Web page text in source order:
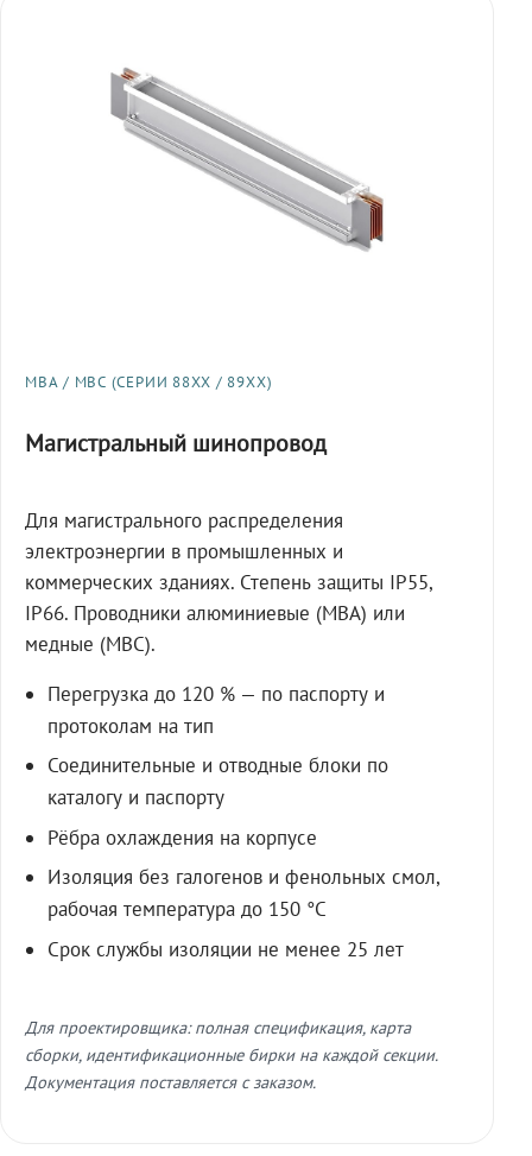
МВА / МВС (СЕРИИ 88XX / 89XX)
Магистральный шинопровод
Для магистрального распределения
электроэнергии в промышленных и
коммерческих зданиях. Степень защиты IP55,
IP66. Проводники алюминиевые (МВА) или
медные (МВС).
Перегрузка до 120 % — по паспорту и
протоколам на тип
Соединительные и отводные блоки по
каталогу и паспорту
Рёбра охлаждения на корпусе
Изоляция без галогенов и фенольных смол,
рабочая температура до 150 °C
Срок службы изоляции не менее 25 лет
Для проектировщика: полная спецификация, карта
сборки, идентификационные бирки на каждой секции.
Документация поставляется с заказом.